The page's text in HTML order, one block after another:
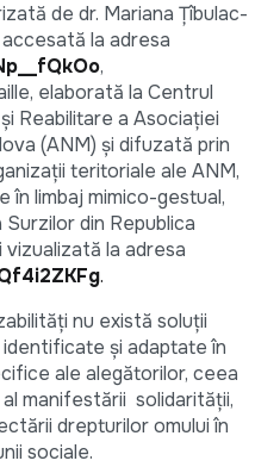
de dr. Mariana Țîbulac-
la adresa
,
elaborată la Centrul
Reabilitare a Asociației
(ANM) și difuzată prin
teritoriale ale ANM,
limbaj mimico-gestual,
din Republica
la adresa
.
nu există soluții
și adaptate în
ale alegătorilor, ceea
manifestării solidarității,
drepturilor omului în
sociale.